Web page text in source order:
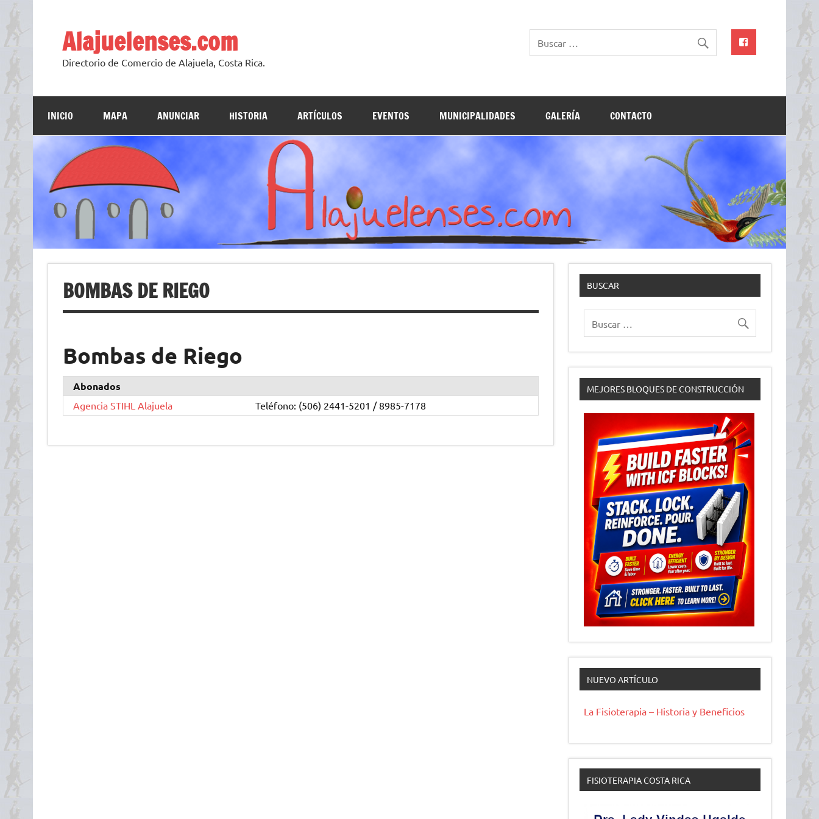
Skip
content
Alajuelenses.com
Directorio de Comercio de Alajuela, Costa Rica.
INICIO MAPA ANUNCIAR HISTORIA ARTÍCULOS EVENTOS MUNICIPALIDADES GALERÍA CONTACTO
BOMBAS DE RIEGO
Bombas de Riego
Abonados
Agencia STIHL Alajuela Teléfono: (506) 2441-5201 / 8985-7178
BUSCAR
MEJORES BLOQUES DE CONSTRUCCIÓN
NUEVO ARTÍCULO
La Fisioterapia – Historia y Beneficios
FISIOTERAPIA COSTA RICA